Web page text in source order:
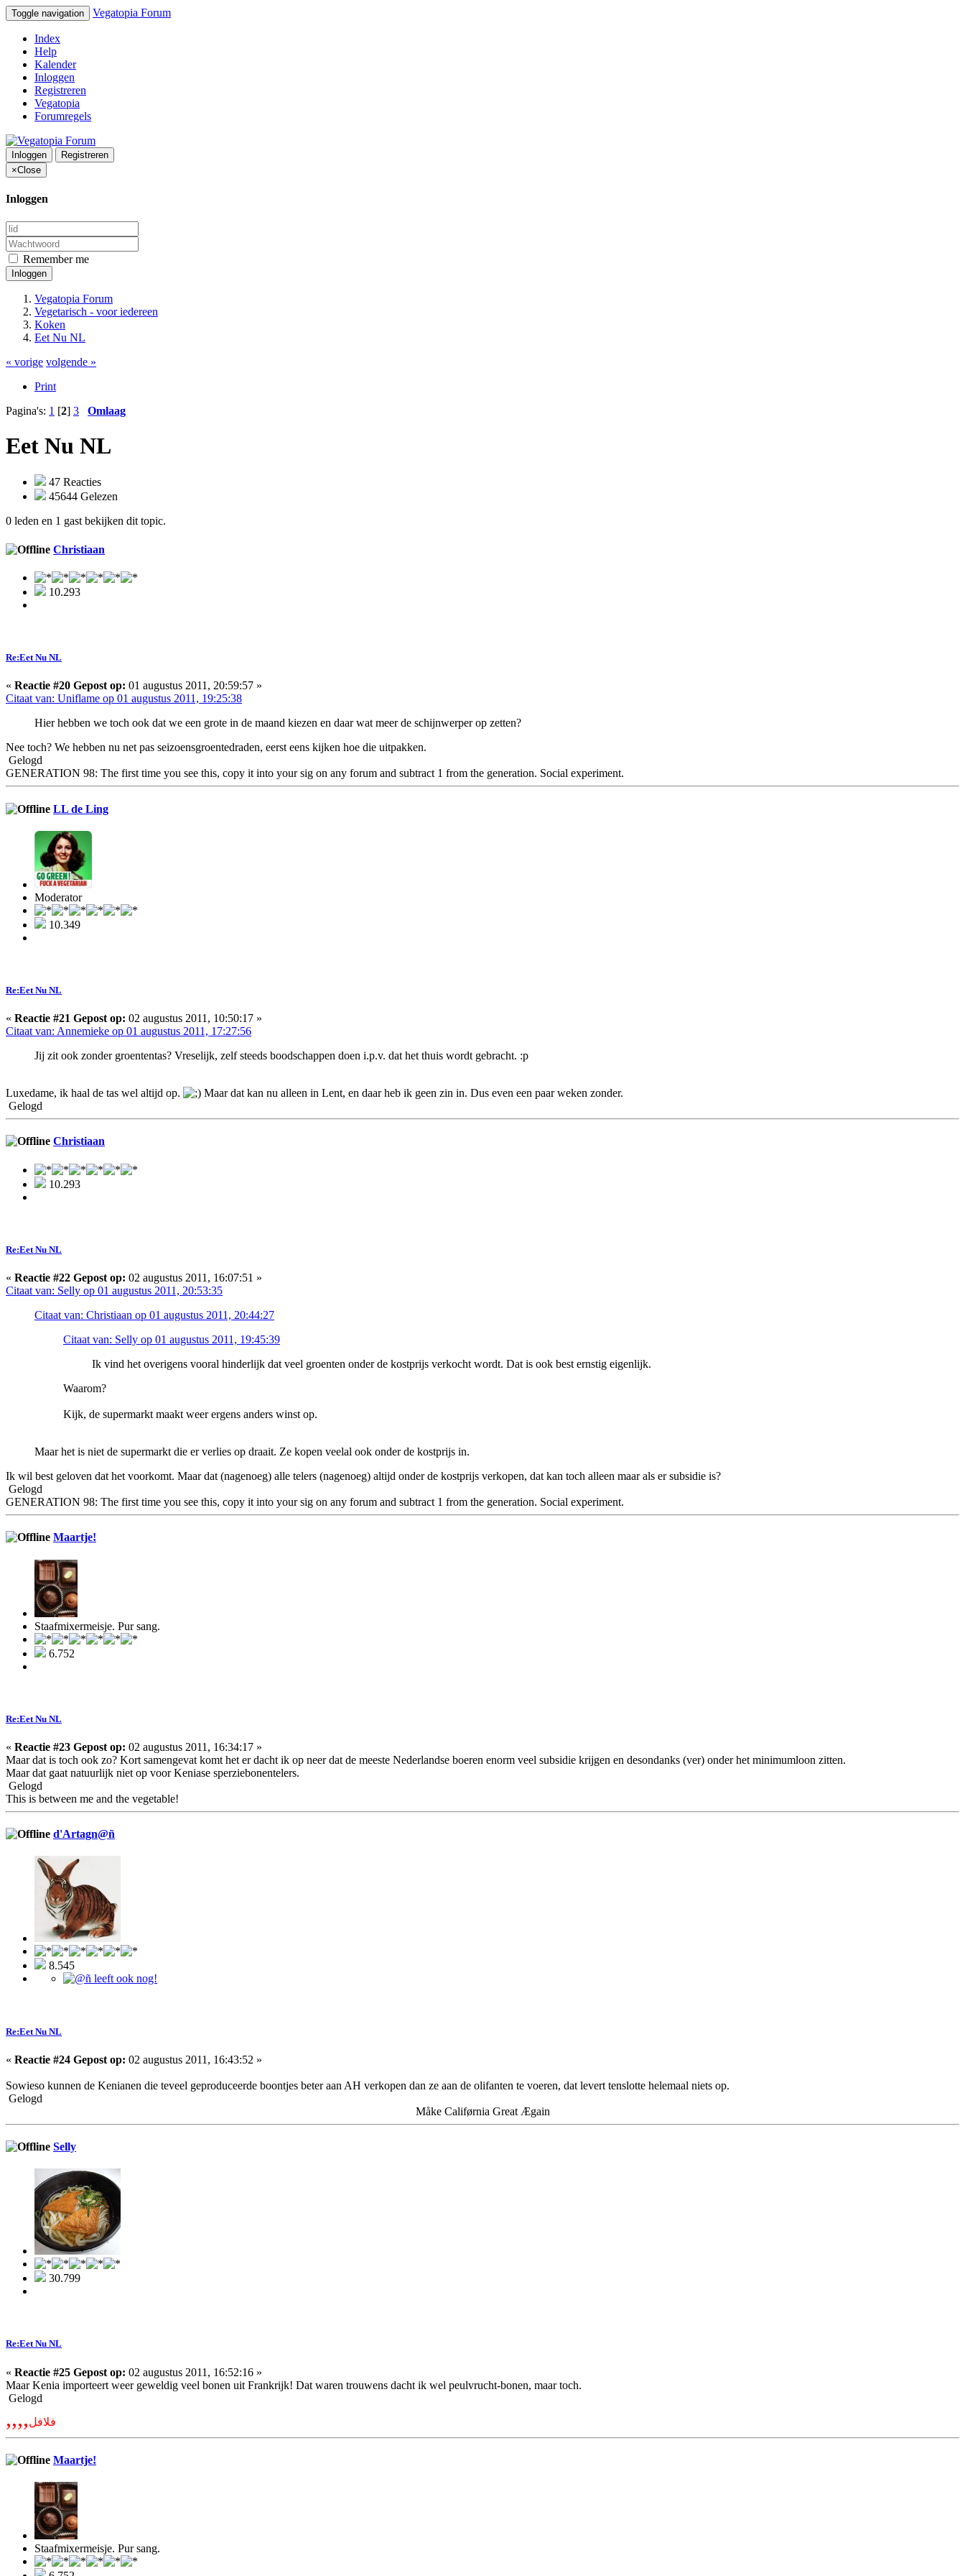
Toggle navigation Vegatopia Forum
Index
Help
Kalender
Inloggen
Registreren
Vegatopia
Forumregels
Inloggen
Registreren
×Close
Inloggen
Remember me
Inloggen
Vegatopia Forum
Vegetarisch - voor iedereen
Koken
Eet Nu NL
« vorige volgende »
Print
Pagina's: 1 [2] 3 Omlaag
Eet Nu NL
47 Reacties
45644 Gelezen
0 leden en 1 gast bekijken dit topic.
Christiaan
10.293
Re:Eet Nu NL
« Reactie #20 Gepost op: 01 augustus 2011, 20:59:57 »
Citaat van: Uniflame op 01 augustus 2011, 19:25:38
Hier hebben we toch ook dat we een grote in de maand kiezen en daar wat meer de schijnwerper op zetten?
Nee toch? We hebben nu net pas seizoensgroentedraden, eerst eens kijken hoe die uitpakken.
Gelogd
GENERATION 98: The first time you see this, copy it into your sig on any forum and subtract 1 from the generation. Social experiment.
LL de Ling
Moderator
10.349
Re:Eet Nu NL
« Reactie #21 Gepost op: 02 augustus 2011, 10:50:17 »
Citaat van: Annemieke op 01 augustus 2011, 17:27:56
Jij zit ook zonder groententas? Vreselijk, zelf steeds boodschappen doen i.p.v. dat het thuis wordt gebracht. :p
Luxedame, ik haal de tas wel altijd op.
Maar dat kan nu alleen in Lent, en daar heb ik geen zin in. Dus even een paar weken zonder.
Gelogd
Christiaan
10.293
Re:Eet Nu NL
« Reactie #22 Gepost op: 02 augustus 2011, 16:07:51 »
Citaat van: Selly op 01 augustus 2011, 20:53:35
Citaat van: Christiaan op 01 augustus 2011, 20:44:27
Citaat van: Selly op 01 augustus 2011, 19:45:39
Ik vind het overigens vooral hinderlijk dat veel groenten onder de kostprijs verkocht wordt. Dat is ook best ernstig eigenlijk.
Waarom?
Kijk, de supermarkt maakt weer ergens anders winst op.
Maar het is niet de supermarkt die er verlies op draait. Ze kopen veelal ook onder de kostprijs in.
Ik wil best geloven dat het voorkomt. Maar dat (nagenoeg) alle telers (nagenoeg) altijd onder de kostprijs verkopen, dat kan toch alleen maar als er subsidie is?
Gelogd
GENERATION 98: The first time you see this, copy it into your sig on any forum and subtract 1 from the generation. Social experiment.
Maartje!
Staafmixermeisje. Pur sang.
6.752
Re:Eet Nu NL
« Reactie #23 Gepost op: 02 augustus 2011, 16:34:17 »
Maar dat is toch ook zo? Kort samengevat komt het er dacht ik op neer dat de meeste Nederlandse boeren enorm veel subsidie krijgen en desondanks (ver) onder het minimumloon zitten.
Maar dat gaat natuurlijk niet op voor Keniase sperziebonentelers.
Gelogd
This is between me and the vegetable!
d'Artagn@ñ
8.545
Re:Eet Nu NL
« Reactie #24 Gepost op: 02 augustus 2011, 16:43:52 »
Sowieso kunnen de Kenianen die teveel geproduceerde boontjes beter aan AH verkopen dan ze aan de olifanten te voeren, dat levert tenslotte helemaal niets op.
Gelogd
Måke Califørnia Great Ægain
Selly
30.799
Re:Eet Nu NL
« Reactie #25 Gepost op: 02 augustus 2011, 16:52:16 »
Maar Kenia importeert weer geweldig veel bonen uit Frankrijk! Dat waren trouwens dacht ik wel peulvrucht-bonen, maar toch.
Gelogd
,,,,فلافل
Maartje!
Staafmixermeisje. Pur sang.